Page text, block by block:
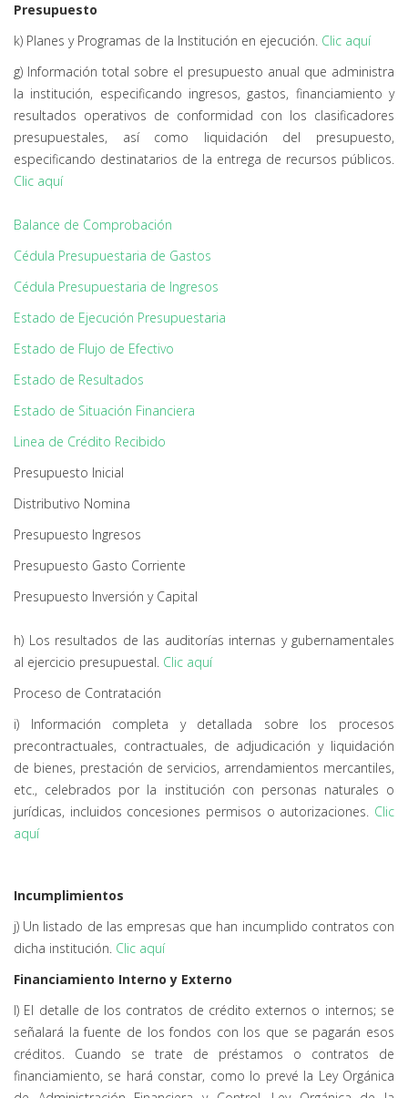
Presupuesto
k) Planes y Programas de la Institución en ejecución. Clic aquí
g) Información total sobre el presupuesto anual que administra
la institución, especificando ingresos, gastos, financiamiento y
resultados operativos de conformidad con los clasificadores
presupuestales, así como liquidación del presupuesto,
especificando destinatarios de la entrega de recursos públicos.
Clic aquí
Balance de Comprobación
Cédula Presupuestaria de Gastos
Cédula Presupuestaria de Ingresos
Estado de Ejecución Presupuestaria
Estado de Flujo de Efectivo
Estado de Resultados
Estado de Situación Financiera
Linea de Crédito Recibido
Presupuesto Inicial
Distributivo Nomina
Presupuesto Ingresos
Presupuesto Gasto Corriente
Presupuesto Inversión y Capital
h) Los resultados de las auditorías internas y gubernamentales
al ejercicio presupuestal. Clic aquí
Proceso de Contratación
i) Información completa y detallada sobre los procesos
precontractuales, contractuales, de adjudicación y liquidación
de bienes, prestación de servicios, arrendamientos mercantiles,
etc., celebrados por la institución con personas naturales o
jurídicas, incluidos concesiones permisos o autorizaciones. Clic
aquí
Incumplimientos
j) Un listado de las empresas que han incumplido contratos con
dicha institución. Clic aquí
Financiamiento Interno y Externo
l) El detalle de los contratos de crédito externos o internos; se
señalará la fuente de los fondos con los que se pagarán esos
créditos. Cuando se trate de préstamos o contratos de
financiamiento, se hará constar, como lo prevé la Ley Orgánica